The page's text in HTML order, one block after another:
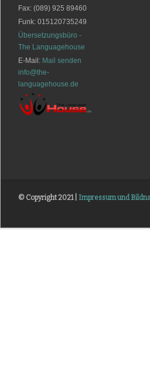
Fax: (089) 925 89460
Funk: 015120735249
Übersetzungsbüro -
The Languagehouse
E-Mail: Mail senden
info@the-
languagehouse.de
© Copyright 2021 | Impressum und